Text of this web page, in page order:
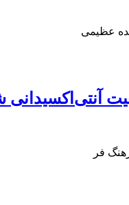
عظیمی
فر